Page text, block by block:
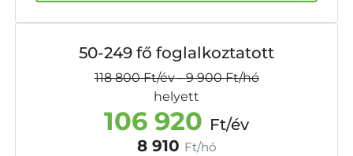
50-249 fő foglalkoztatott
118 800Ft/év-9 900Ft/hó
helyett
106 920 Ft/év
8 910 Ft/hó